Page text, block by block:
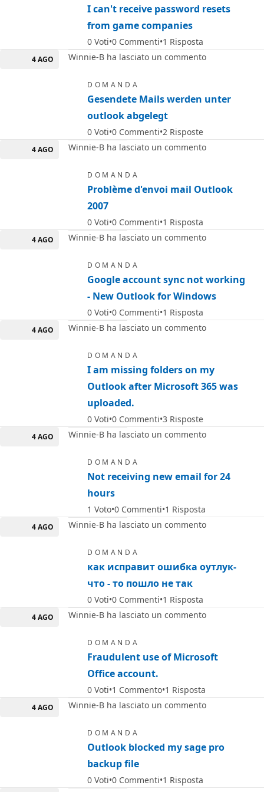
I can't receive password resets
from game companies
0 Voti 0 Commenti 1 Risposta
4 AGO Winnie-B ha lasciato un commento
DOMANDA
Gesendete Mails werden unter
outlook abgelegt
0 Voti 0 Commenti 2 Risposte
4 AGO Winnie-B ha lasciato un commento
DOMANDA
Problème d'envoi mail Outlook
2007
0 Voti 0 Commenti 1 Risposta
4 AGO Winnie-B ha lasciato un commento
DOMANDA
Google account sync not working
- New Outlook for Windows
0 Voti 0 Commenti 1 Risposta
4 AGO Winnie-B ha lasciato un commento
DOMANDA
I am missing folders on my
Outlook after Microsoft 365 was
uploaded.
0 Voti 0 Commenti 3 Risposte
4 AGO Winnie-B ha lasciato un commento
DOMANDA
Not receiving new email for 24
hours
1 Voto 0 Commenti 1 Risposta
4 AGO Winnie-B ha lasciato un commento
DOMANDA
как исправит ошибка оутлук-
что - то пошло не так
0 Voti 0 Commenti 1 Risposta
4 AGO Winnie-B ha lasciato un commento
DOMANDA
Fraudulent use of Microsoft
Office account.
0 Voti 1 Commento 1 Risposta
4 AGO Winnie-B ha lasciato un commento
DOMANDA
Outlook blocked my sage pro
backup file
0 Voti 0 Commenti 1 Risposta